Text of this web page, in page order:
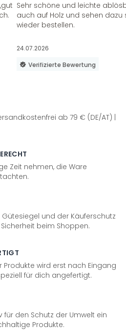
Sehr schöne und leichte
auch auf Holz und sehen
wieder bestellen.
24.07.2026
Verifizierte Bewertung
ab 79 € (DE/AT) |
Zeit nehmen, die Ware
und der Käuferschutz
beim Shoppen.
Produkte wird erst nach Eingang
für dich angefertigt.
für den Schutz der Umwelt ein
Produkte.